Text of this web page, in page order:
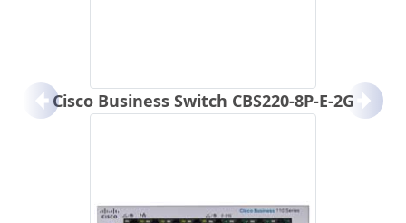
Cisco Business Switch CBS220-8P-E-2G
Anterior